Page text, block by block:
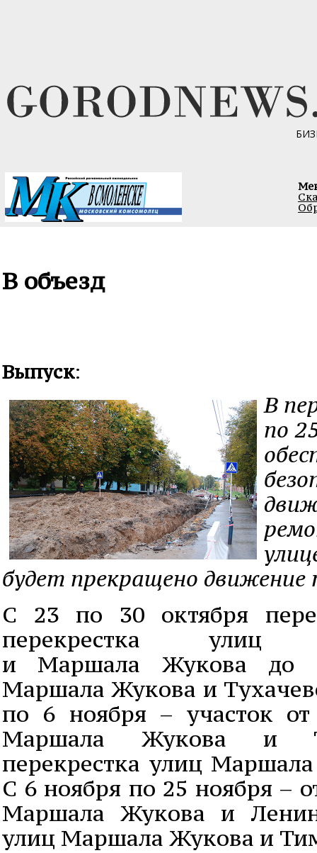
В объезд
Выпуск:
В
по
будет прекращено
С 23 по 30 октября
перекрестка улиц
и Маршала Жукова до
Маршала Жукова и
по 6 ноября – участок от
Маршала Жукова и
перекрестка улиц
С 6 ноября по 25 ноября –
Маршала Жукова и
улиц Маршала Жукова и